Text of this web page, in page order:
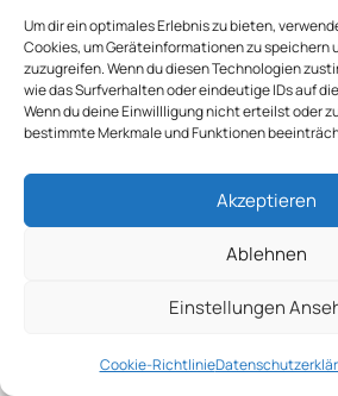
Um dir ein optimales Erlebnis zu bieten,
Cookies, um Geräteinformationen zu speichern
zuzugreifen. Wenn du diesen Technologien
wie das Surfverhalten oder eindeutige IDs auf
Wenn du deine Einwillligung nicht erteilst oder
bestimmte Merkmale und Funktionen
Akzeptieren
Ablehnen
Einstellungen
Cookie-Richtlinie
eine effiziente und
Räumung von öffentlichen
Von Der
Bis Zu Privaten
Die Räumung von öffentlichen
Dienstleistungen im Bereich der
Wir kümmern uns um die Pflege